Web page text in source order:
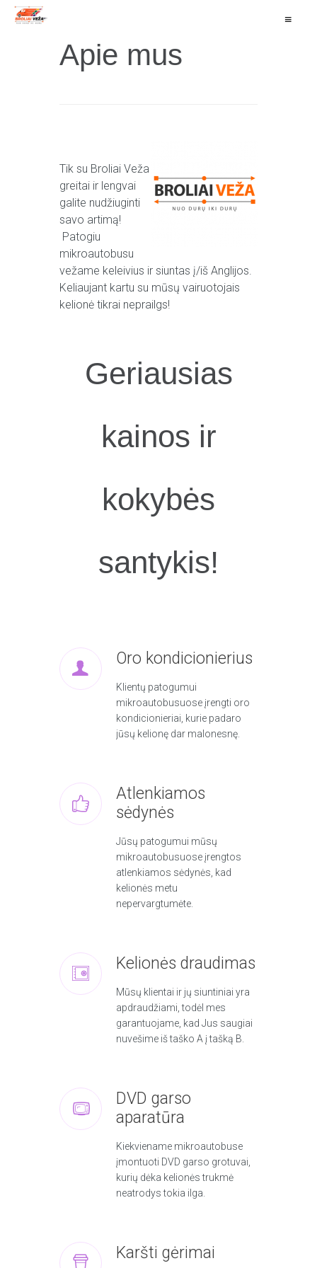
≡
Apie mus
Tik su Broliai Veža
greitai ir lengvai
galite nudžiuginti
savo artimą!
Patogiu
mikroautobusu
vežame keleivius ir siuntas į/iš Anglijos.
Keliaujant kartu su mūsų vairuotojais
kelionė tikrai neprailgs!
Geriausias
kainos ir
kokybės
santykis!
Oro kondicionierius
Klientų patogumui
mikroautobusuose įrengti oro
kondicionieriai, kurie padaro
jūsų kelionę dar malonesnę.
Atlenkiamos
sėdynės
Jūsų patogumui mūsų
mikroautobusuose įrengtos
atlenkiamos sėdynės, kad
kelionės metu
nepervargtumėte.
Kelionės draudimas
Mūsų klientai ir jų siuntiniai yra
apdraudžiami, todėl mes
garantuojame, kad Jus saugiai
nuvešime iš taško A į tašką B.
DVD garso
aparatūra
Kiekviename mikroautobuse
įmontuoti DVD garso grotuvai,
kurių dėka kelionės trukmė
neatrodys tokia ilga.
Karšti gėrimai